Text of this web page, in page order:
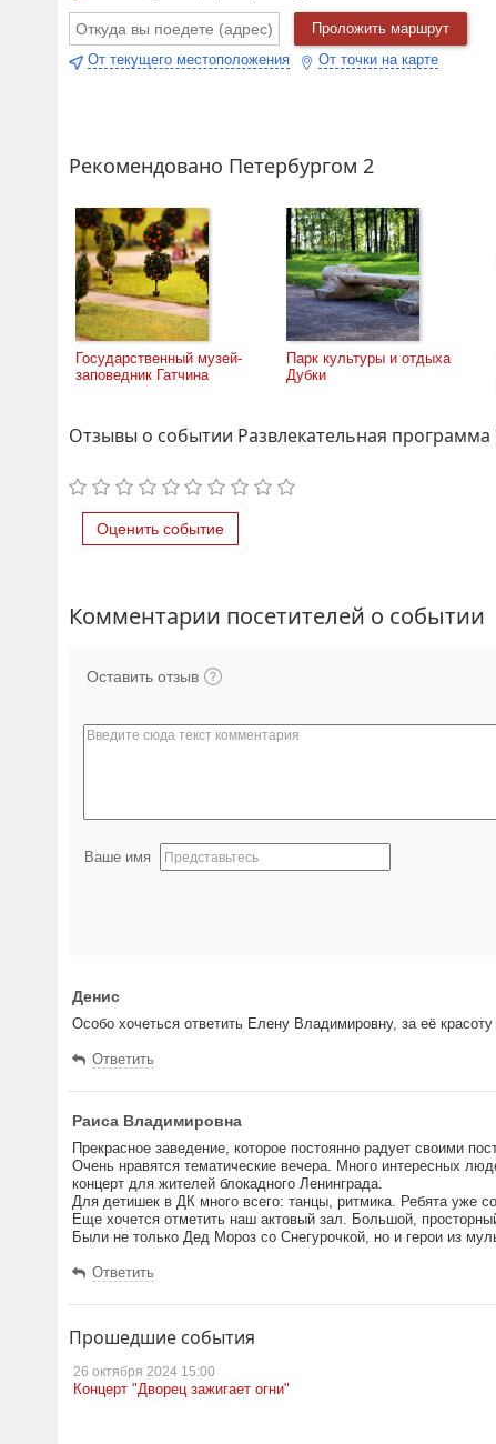
Проложить маршрут
От текущего местоположения
От точки на карте
Рекомендовано Петербургом 2
Государственный музей-
заповедник Гатчина
Парк культуры и отдыха
Дубки
Отзывы о событии Развлекательная
Оценить событие
Комментарии посетителей о событии
Оставить отзыв
Ваше имя
Денис
Особо хочеться ответить Елену Владимировну, за её
Ответить
Раиса Владимировна
Прекрасное заведение, которое постоянно радует своими
Очень нравятся тематические вечера. Много интересных
концерт для жителей блокадного Ленинграда.
Для детишек в ДК много всего: танцы, ритмика. Ребята уже
Еще хочется отметить наш актовый зал. Большой,
Были не только Дед Мороз со Снегурочкой, но и герои из
Ответить
Прошедшие события
26 октября 2024 15:00
Концерт "Дворец зажигает огни"